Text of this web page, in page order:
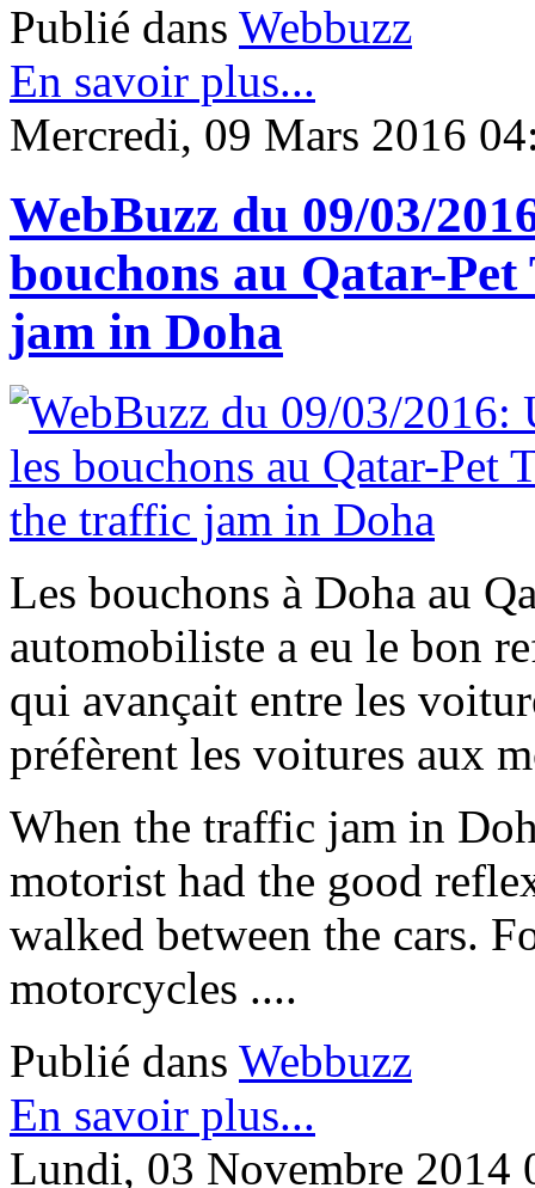
Publié dans Webbuzz
En savoir plus...
Mercredi, 09 Mars 2016
WebBuzz du 09/03/
bouchons au Qatar-
jam in Doha
Les bouchons à Doha au
automobiliste a eu le bon
qui avançait entre les
préfèrent les voitures aux
When the traffic jam in
motorist had the good
walked between the cars.
motorcycles ....
Publié dans Webbuzz
En savoir plus...
Lundi, 03 Novembre 2014